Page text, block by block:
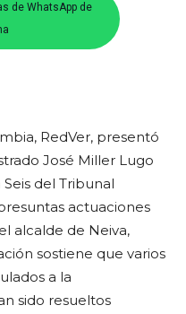
de WhatsApp de
RedVer, presentó
José Miller Lugo
del Tribunal
actuaciones
alcalde de Neiva,
sostiene que varios
a la
sido resueltos